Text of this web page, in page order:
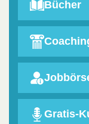
Bücher
Gratis-